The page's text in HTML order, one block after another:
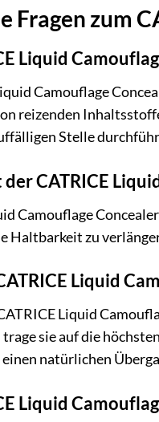
Fragen zum
Liquid
Camouflage
reizenden
Stelle
CATRICE
Camouflage
Haltbarkeit zu
Liquid
Liquid
sie auf die
natürlichen
Liquid